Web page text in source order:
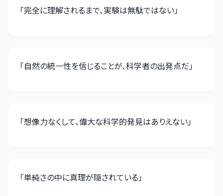
「完全に理解されるまで、実験は無駄ではない」
「自然の統一性を信じることが、科学者の出発点だ」
「想像力なくして、偉大な科学的発見はありえない」
「単純さの中に真理が隠されている」